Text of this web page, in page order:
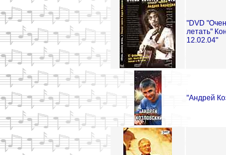
"DVD
летать"
12.02.04"
"Андрей